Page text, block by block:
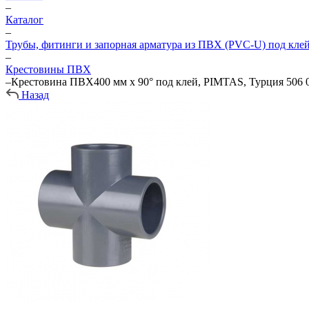
–
Каталог
–
Трубы, фитинги и запорная арматура из ПВХ (PVC-U) под клей
–
Крестовины ПВХ
–Крестовина ПВХ400 мм х 90° под клей, PIMTAS, Турция 506
Назад